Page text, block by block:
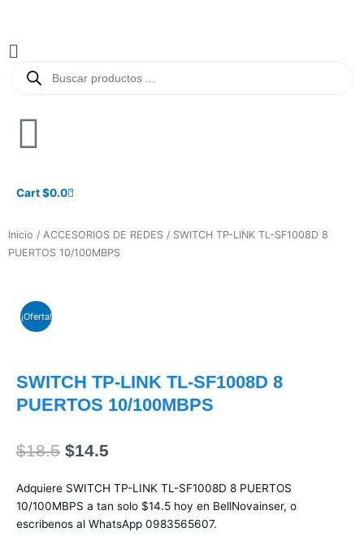
contenido
Main
Menu
productos
Cart$0.0 0
Inicio / ACCESORIOS DE REDES / SWITCH TP-LINK TL-SF1008D 8
PUERTOS 10/100MBPS
¡Oferta!
SWITCH TP-LINK TL-SF1008D 8
PUERTOS 10/100MBPS
$18.5 El
original
era:
$18.5.
$14.5
actual
es:
$14.5.
Adquiere SWITCH TP-LINK TL-SF1008D 8 PUERTOS
10/100MBPS a tan solo $14.5 hoy en BellNovainser, o
escribenos al WhatsApp 0983565607.